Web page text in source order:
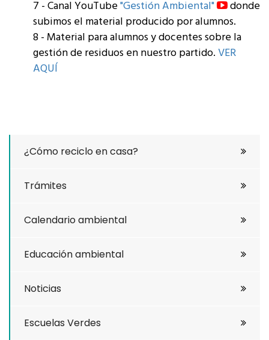
7 - Canal YouTube"Gestión Ambiental"
donde
subimos el material producido por alumnos.
8 - Material para alumnos y docentes sobre la
gestión de residuos en nuestro partido.VER
AQUÍ
¿Cómo reciclo en casa?
Trámites
Calendario ambiental
Educación ambiental
Noticias
Escuelas Verdes